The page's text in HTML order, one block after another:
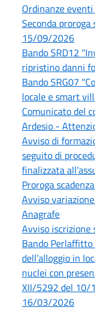
Ordinanze
Seconda proroga
15/09/2026
Bando SRD12
ripristino danni
Bando SRG07
locale e smart
Comunicato del
Ardesio -
Avviso di
seguito di
finalizzata
Proroga
Avviso
Anagrafe
Avviso
Bando
dell’alloggio in
nuclei con
XII/5292 del 10/
16/03/2026